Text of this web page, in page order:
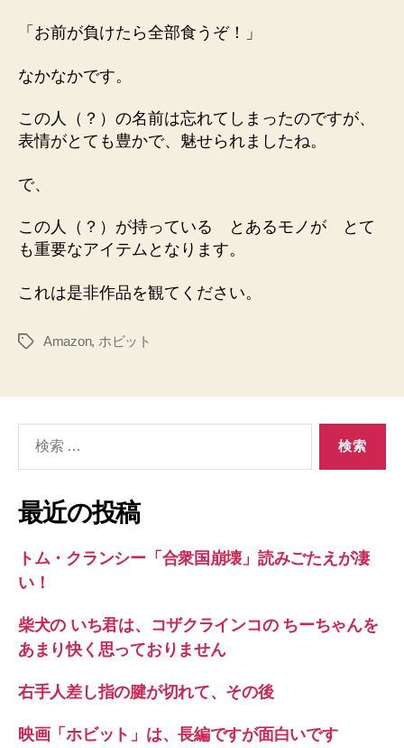
「お前が負けたら全部食うぞ！」
なかなかです。
この人（？）の名前は忘れてしまったのですが、
表情がとても豊かで、魅せられましたね。
で、
この人（？）が持っている とあるモノが とて
も重要なアイテムとなります。
これは是非作品を観てください。
タ
Amazon, ホビット
象:
最近の投稿
トム・クランシー「合衆国崩壊」読みごたえが凄
い！
柴犬の いち君は、コザクラインコの ちーちゃんを
あまり快く思っておりません
右手人差し指の腱が切れて、その後
映画「ホビット」は、長編ですが面白いです